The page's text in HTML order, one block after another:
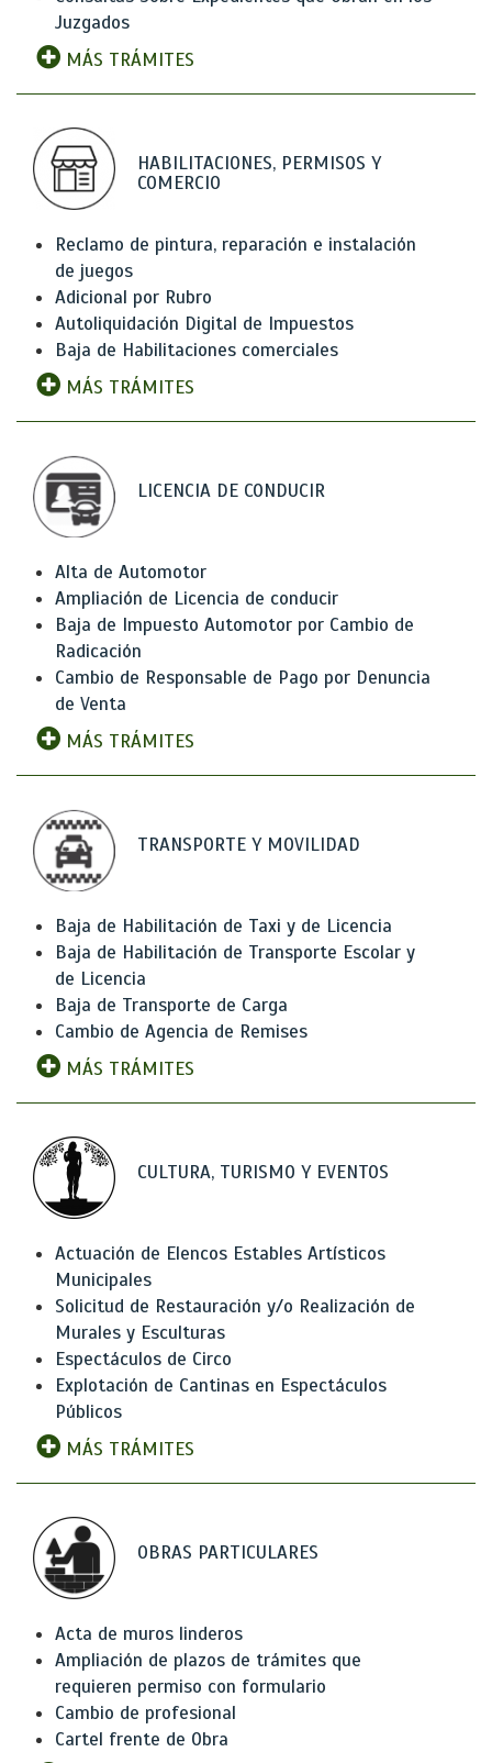
Juzgados
MÁS TRÁMITES
HABILITACIONES, PERMISOS Y
COMERCIO
Reclamo de pintura, reparación e instalación
de juegos
Adicional por Rubro
Autoliquidación Digital de Impuestos
Baja de Habilitaciones comerciales
MÁS TRÁMITES
LICENCIA DE CONDUCIR
Alta de Automotor
Ampliación de Licencia de conducir
Baja de Impuesto Automotor por Cambio de
Radicación
Cambio de Responsable de Pago por Denuncia
de Venta
MÁS TRÁMITES
TRANSPORTE Y MOVILIDAD
Baja de Habilitación de Taxi y de Licencia
Baja de Habilitación de Transporte Escolar y
de Licencia
Baja de Transporte de Carga
Cambio de Agencia de Remises
MÁS TRÁMITES
CULTURA, TURISMO Y EVENTOS
Actuación de Elencos Estables Artísticos
Municipales
Solicitud de Restauración y/o Realización de
Murales y Esculturas
Espectáculos de Circo
Explotación de Cantinas en Espectáculos
Públicos
MÁS TRÁMITES
OBRAS PARTICULARES
Acta de muros linderos
Ampliación de plazos de trámites que
requieren permiso con formulario
Cambio de profesional
Cartel frente de Obra